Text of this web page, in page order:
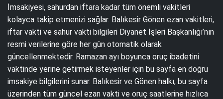
İmsakiyesi, sahurdan iftara kadar tüm önemli vakitleri
kolayca takip etmenizi sağlar. Balıkesir Gönen ezan vakitleri,
iftar vakti ve sahur vakti bilgileri Diyanet İşleri Başkanlığı’nın
resmi verilerine göre her gün otomatik olarak
güncellenmektedir. Ramazan ayı boyunca oruç ibadetini
vaktinde yerine getirmek isteyenler için bu sayfa en doğru
imsakiye bilgilerini sunar. Balıkesir ve Gönen halkı, bu sayfa
üzerinden tüm güncel ezan vakti ve oruç saatlerine hızlıca